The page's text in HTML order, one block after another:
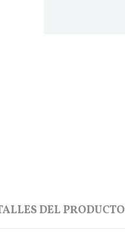
DEL PRODUCTO